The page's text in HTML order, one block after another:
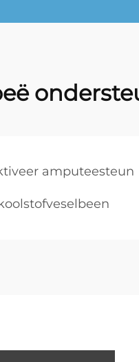
amputeesteun